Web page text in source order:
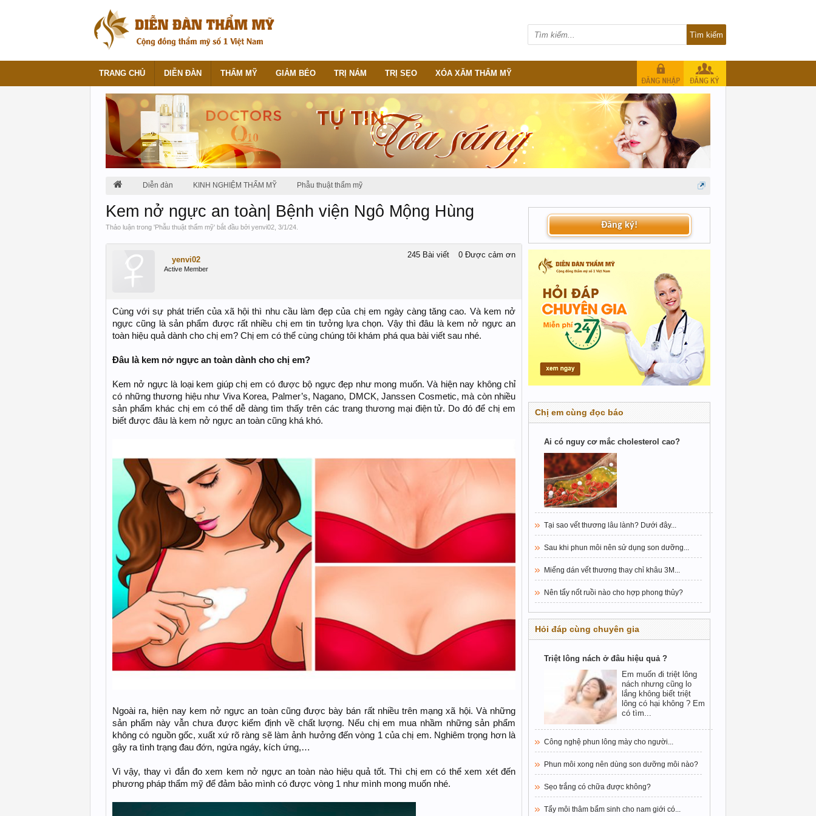
Diễn đàn KINH NGHIỆM THẨM MỸ Phẫu thuật thẩm mỹ
Kem nở ngực an toàn| Bệnh viện Ngô Mộng Hùng
Thảo luận trong 'Phẫu thuật thẩm mỹ' bắt đầu bởi yenvi02 3/1/24
yenvi02
Active Member
245 Bài viết 0 Được cảm ơn
Cùng với sự phát triển của xã hội thì nhu cầu làm đẹp của chị em ngày càng tăng cao. Và kem nở
ngực cũng là sản phẩm được rất nhiều chị em tin tưởng lựa chọn. Vậy thì đâu là kem nở ngực an
toàn hiệu quả dành cho chị em? Chị em có thể cùng chúng tôi khám phá qua bài viết sau nhé.
Đâu là kem nở ngực an toàn dành cho chị em?
Kem nở ngực là loại kem giúp chị em có được bộ ngực đẹp như mong muốn. Và hiện nay không chỉ
có những thương hiệu như Viva Korea, Palmer’s, Nagano, DMCK, Janssen Cosmetic, mà còn nhiều
sản phẩm khác chị em có thể dễ dàng tìm thấy trên các trang thương mại điện tử. Do đó để chị em
biết được đâu là kem nở ngực an toàn cũng khá khó.
Ngoài ra, hiện nay kem nở ngực an toàn cũng được bày bán rất nhiều trên mạng xã hội. Và những
sản phẩm này vẫn chưa được kiểm định về chất lượng. Nếu chị em mua nhầm những sản phẩm
không có nguồn gốc, xuất xứ rõ ràng sẽ làm ảnh hưởng đến vòng 1 của chị em. Nghiêm trọng hơn là
gây ra tình trạng đau đớn, ngứa ngáy, kích ứng,…
Vì vậy, thay vì đắn đo xem kem nở ngực an toàn nào hiệu quả tốt. Thì chị em có thể xem xét đến
phương pháp thẩm mỹ để đảm bảo mình có được vòng 1 như mình mong muốn nhé.
Đăng ký!
Chị em cùng đọc báo
Ai có nguy cơ mắc cholesterol cao?
Tại sao vết thương lâu lành? Dưới đây...
Sau khi phun môi nên sử dụng son dưỡng...
Miếng dán vết thương thay chỉ khâu 3M...
Nên tẩy nốt ruồi nào cho hợp phong thủy?
Hỏi đáp cùng chuyên gia
Triệt lông nách ở đâu hiệu quả ?
Em muốn đi triệt lông
nách nhưng cũng lo
lắng không biết triệt
lông có hại không ? Em
có tìm...
Công nghệ phun lông mày cho người...
Phun môi xong nên dùng son dưỡng môi nào?
Sẹo trắng có chữa được không?
Tẩy môi thâm bẩm sinh cho nam giới có...
TRANG CHỦ DIỄN ĐÀN THẨM MỸ GIẢM BÉO TRỊ NÁM TRỊ SẸO XÓA XĂM THẨM MỸ